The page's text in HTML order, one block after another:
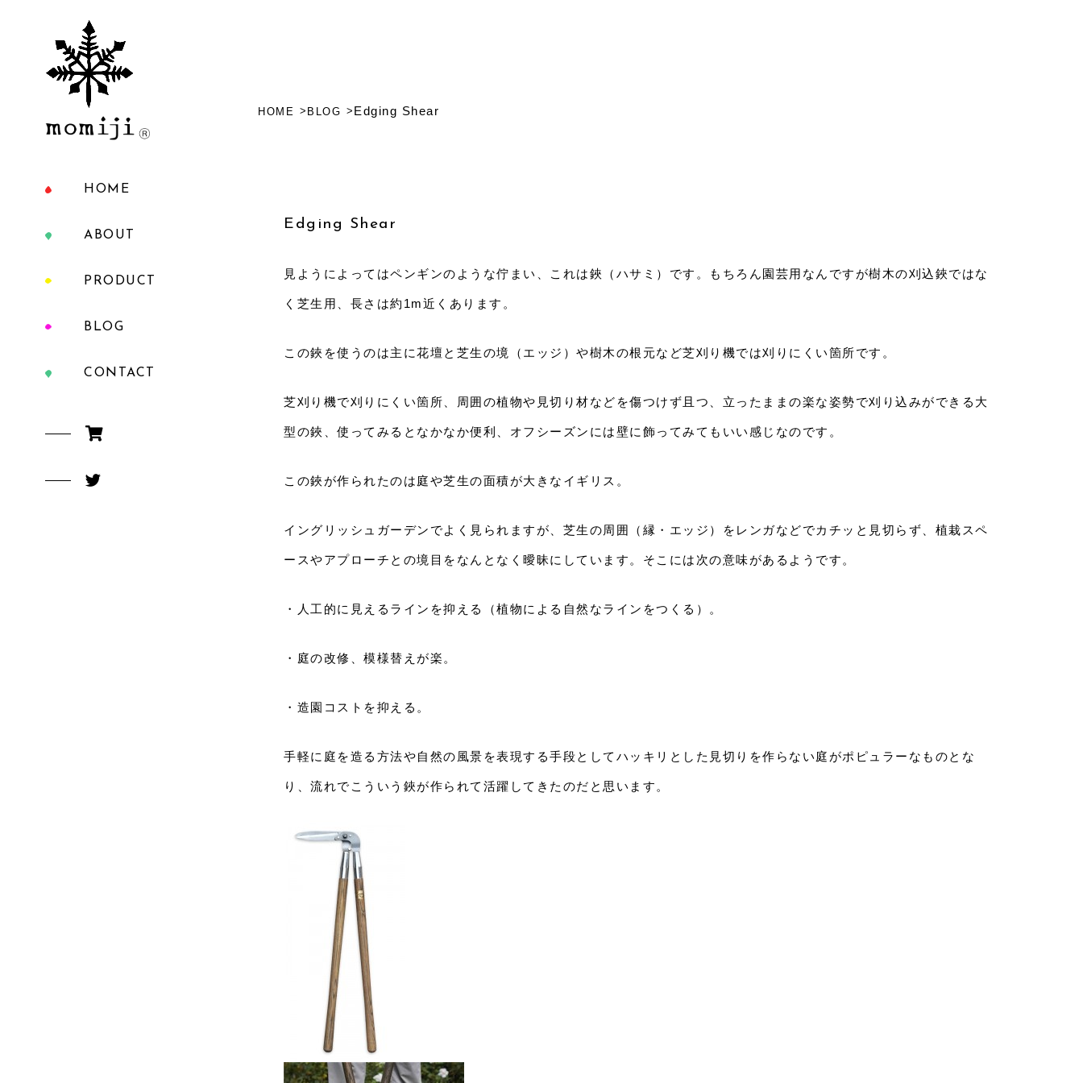
HOME
ABOUT
PRODUCT
BLOG
CONTACT
HOME BLOG Edging Shear
Edging Shear
見ようによってはペンギンのような佇まい、これは鋏（ハサミ）です。もちろん園芸用なんですが樹木の刈込鋏ではな
く芝生用、長さは約 1m近くあります。
この鋏を使うのは主に花壇と芝生の境（エッジ）や樹木の根元など芝刈り機では刈りにくい箇所です。
芝刈り機で刈りにくい箇所、周囲の植物や見切り材などを傷つけず且つ、立ったままの楽な姿勢で刈り込みができる大
型の鋏、使ってみるとなかなか便利、オフシーズンには壁に飾ってみてもいい感じなのです。
この鋏が作られたのは庭や芝生の面積が大きなイギリス。
イングリッシュガーデンでよく見られますが、芝生の周囲（縁・エッジ）をレンガなどでカチッと見切らず、植栽スペ
ースやアプローチとの境目をなんとなく曖昧にしています。そこには次の意味があるようです。
・人工的に見えるラインを抑える（植物による自然なラインをつくる）。
・庭の改修、模様替えが楽。
・造園コストを抑える。
手軽に庭を造る方法や自然の風景を表現する手段としてハッキリとした見切りを作らない庭がポピュラーなものとな
り、流れでこういう鋏が作られて活躍してきたのだと思います。